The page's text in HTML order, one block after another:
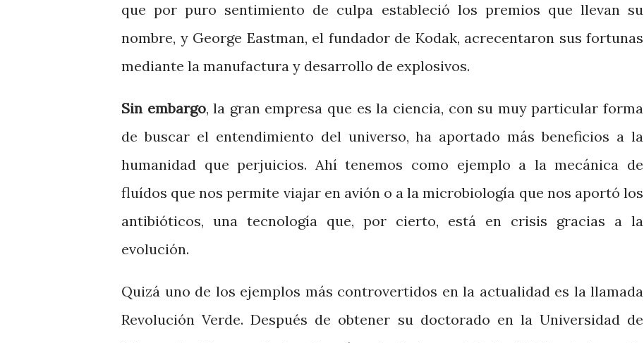
que por puro sentimiento de culpa estableció los premios que llevan su
nombre, y George Eastman, el fundador de Kodak, acrecentaron sus fortunas
mediante la manufactura y desarrollo de explosivos.
Sin embargo, la gran empresa que es la ciencia, con su muy particular forma
de buscar el entendimiento del universo, ha aportado más beneficios a la
humanidad que perjuicios. Ahí tenemos como ejemplo a la mecánica de
fluídos que nos permite viajar en avión o a la microbiología que nos aportó los
antibióticos, una tecnología que, por cierto, está en crisis gracias a la
evolución.
Quizá uno de los ejemplos más controvertidos en la actualidad es la llamada
Revolución Verde. Después de obtener su doctorado en la Universidad de